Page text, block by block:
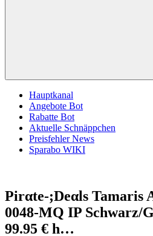
Hauptkanal
Angebote Bot
Rabatte Bot
Aktuelle Schnäppchen
Preisfehler News
Sparabo WIKI
Pirαtе-;Dеαls Tamaris
0048-MQ IP Schwarz/
99.95 € h…